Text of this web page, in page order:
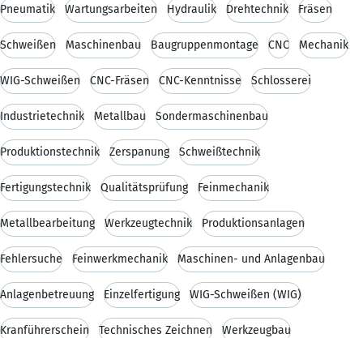
Pneumatik Wartungsarbeiten Hydraulik Drehtechnik Fräsen
Schweißen Maschinenbau Baugruppenmontage CNC Mechanik
WIG-Schweißen CNC-Fräsen CNC-Kenntnisse Schlosserei
Industrietechnik Metallbau Sondermaschinenbau
Produktionstechnik Zerspanung Schweißtechnik
Fertigungstechnik Qualitätsprüfung Feinmechanik
Metallbearbeitung Werkzeugtechnik Produktionsanlagen
Fehlersuche Feinwerkmechanik Maschinen- und Anlagenbau
Anlagenbetreuung Einzelfertigung WIG-Schweißen (WIG)
Kranführerschein Technisches Zeichnen Werkzeugbau